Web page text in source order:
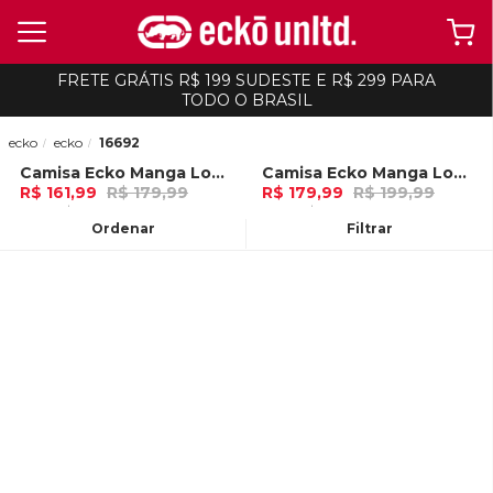
FRETE GRÁTIS R$ 199 SUDESTE E R$ 299 PARA
TODO O BRASIL
Ordenar Filtrar
ecko ecko 16692
-10%
Camisa Ecko Manga Longa Xadrez Preta
R$ 161,99 R$ 179,99
5x de R$ 32,39 Ou
-10%
Camisa Ecko Manga Longa Verde
R$ 179,99 R$ 199,99
6x de R$ 29,99 Ou